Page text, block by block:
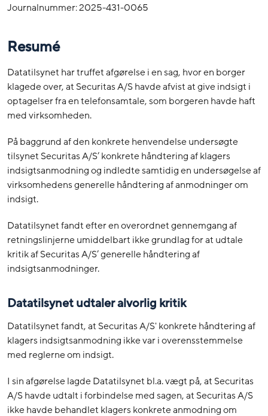
Journalnummer: 2025-431-0065
Resumé
Datatilsynet har truffet afgørelse i en sag, hvor en borger
klagede over, at Securitas A/S havde afvist at give indsigt i
optagelser fra en telefonsamtale, som borgeren havde haft
med virksomheden.
På baggrund af den konkrete henvendelse undersøgte
tilsynet Securitas A/S’ konkrete håndtering af klagers
indsigtsanmodning og indledte samtidig en undersøgelse af
virksomhedens generelle håndtering af anmodninger om
indsigt.
Datatilsynet fandt efter en overordnet gennemgang af
retningslinjerne umiddelbart ikke grundlag for at udtale
kritik af Securitas A/S’ generelle håndtering af
indsigtsanmodninger.
Datatilsynet udtaler alvorlig kritik
Datatilsynet fandt, at Securitas A/S' konkrete håndtering af
klagers indsigtsanmodning ikke var i overensstemmelse
med reglerne om indsigt.
I sin afgørelse lagde Datatilsynet bl.a. vægt på, at Securitas
A/S havde udtalt i forbindelse med sagen, at Securitas A/S
ikke havde behandlet klagers konkrete anmodning om